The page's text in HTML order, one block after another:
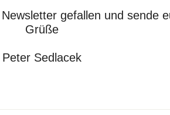
gefallen und sende
Grüße
Peter Sedlacek